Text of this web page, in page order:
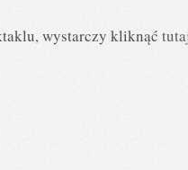
wystarczy kliknąć